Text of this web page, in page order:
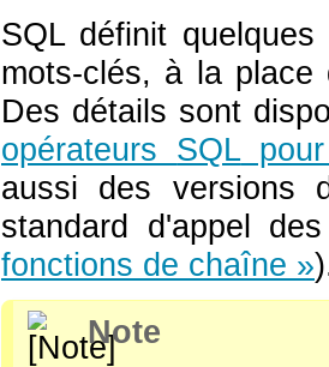
SQLdéfinit quelques
mots-clés, à la place
Des détails sont
opérateurs SQLpour
aussi des versions
standard d'appel
fonctions de chaîne »
Note